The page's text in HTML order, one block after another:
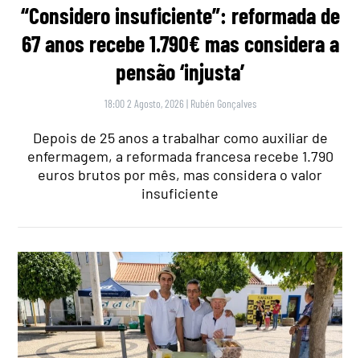
“Considero insuficiente”: reformada de
67 anos recebe 1.790€ mas considera a
pensão ‘injusta’
18:00 2 Agosto, 2026 | Rubén Gonçalves
Depois de 25 anos a trabalhar como auxiliar de
enfermagem, a reformada francesa recebe 1.790
euros brutos por mês, mas considera o valor
insuficiente